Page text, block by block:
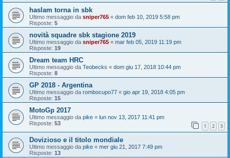
haslam torna in sbk
Ultimo messaggio da sniper765 « dom feb 10, 2019 5:58 pm
Risposte: 5
novità squadre sbk stagione 2019
Ultimo messaggio da sniper765 « mar feb 05, 2019 11:19 pm
Risposte: 19
Dream team HRC
Ultimo messaggio da Teobecks « dom giu 17, 2018 10:44 pm
Risposte: 8
GP 2018 - Argentina
Ultimo messaggio da rombocupo77 « gio apr 19, 2018 4:05 pm
Risposte: 15
MotoGp 2017
Ultimo messaggio da pike « lun nov 13, 2017 11:41 pm
Risposte: 53 1 2 3
Dovizioso e il titolo mondiale
Ultimo messaggio da pike « mer giu 21, 2017 7:49 pm
Risposte: 13